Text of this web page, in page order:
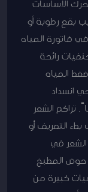
الأساسات
بقع رطوبة أو
فاتورة المياه
رائحة
المياه
انسداد
الشعر
التصريف أو
في
حوض المطبخ
كبيرة من